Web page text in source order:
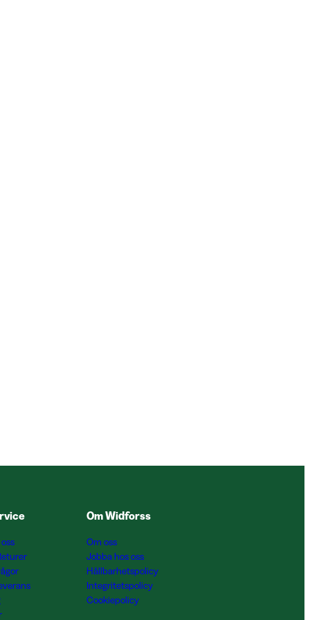
Om Widforss
Om oss
Jobba hos oss
Hållbarhetspolicy
Integritetspolicy
Cookiepolicy